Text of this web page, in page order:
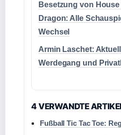
Besetzung von
Dragon: Alle
Wechsel
Armin Laschet:
Werdegang und
4 VERWANDTE
Fußball Tic Tac Toe: